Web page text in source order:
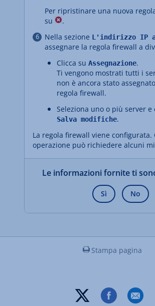
Per ripristinare una nuova
su
.
Nella sezione L'indirizzo IP
assegnare la regola firewall a
Clicca su Assegnazione.
Ti vengono mostrati tutti i
non è ancora stato
regola firewall.
Seleziona uno o più server e
Salva modifiche.
La regola firewall viene configurata.
operazione può richiedere alcuni
Le informazioni fornite ti
Sì No
Stampa pagina